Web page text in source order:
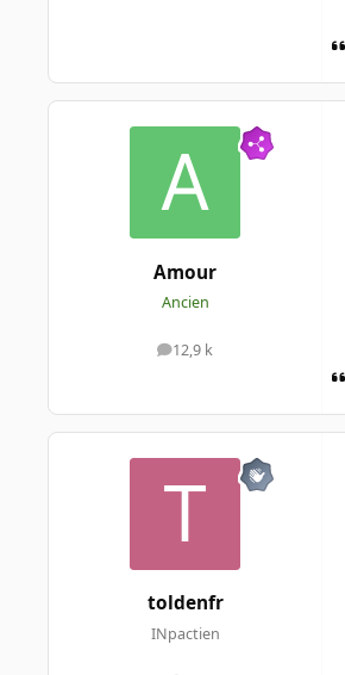
Amour
Ancien
12,9 k
messages
toldenfr
INpactien